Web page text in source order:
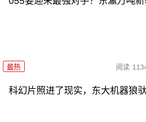
最热 阅读
科幻片照进了现实，东大机器狼